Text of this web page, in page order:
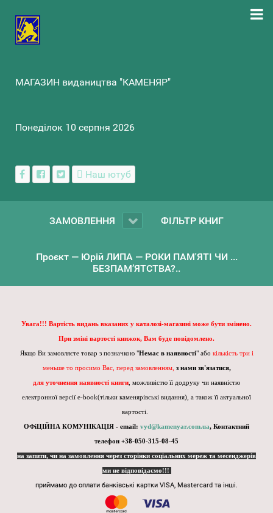
МАГАЗИН видаництва "КАМЕНЯР"
Понеділок 10 серпня 2026
Наш ютуб
ЗАМОВЛЕННЯ ФІЛЬТР КНИГ
Проєкт — Юрій ЛИПА — РОКИ ПАМ'ЯТІ ЧИ ...
БЕЗПАМ’ЯТСТВА?..
Увага!!! Вартість видань вказаних у каталозі-магазині може бути змінено.
При зміні вартості книжок, Вам буде повідомлено.
Якщо Ви замовляєте товар з позначкою "Немає в наявності" або кількість три і
меньше то просимо Вас, перед замовленням, з нами зв'язатися,
для уточнення наявності книги , можливістю її додруку чи наявністю
електронної версії e-book(тільки каменярівські видання), а також її актуальної
вартості.
ОФіЦІЙНА КОМУНІКАЦІЯ - email: vyd@kamenyar.com.ua, Контактний
телефон +38-050-315-08-45
на запити, чи на замовлення через сторінки соціальних мереж та месенджерів
ми не відповідаємо!!!
приймамо до оплати банківські картки VISA, Mastercard та інші.